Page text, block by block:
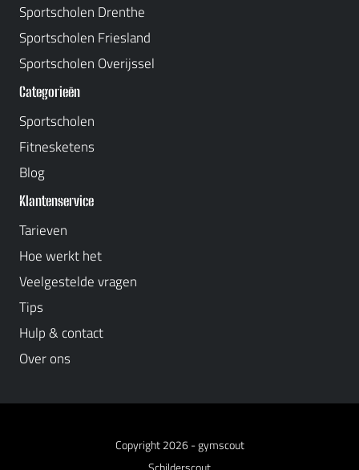
Sportscholen Drenthe
Sportscholen Friesland
Sportscholen Overijssel
Categorieën
Sportscholen
Fitnesketens
Blog
Klantenservice
Tarieven
Hoe werkt het
Veelgestelde vragen
Tips
Hulp & contact
Over ons
Copyright 2026 -gymscout